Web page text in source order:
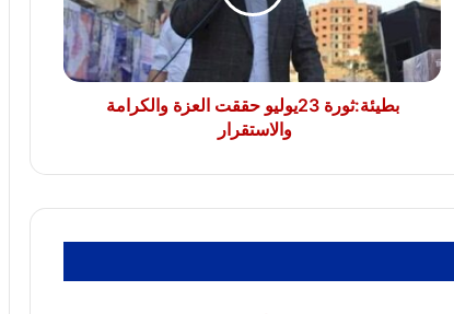
مصر تهيب بوسائل الإعلام الأجنبية تحري
الدقة في تناول حادث استهداف السفينتين
بميناء دمياط
والاستقرار
بطيئة:ثورة 23يوليو حققت العزة والكرامة
والاستقرار